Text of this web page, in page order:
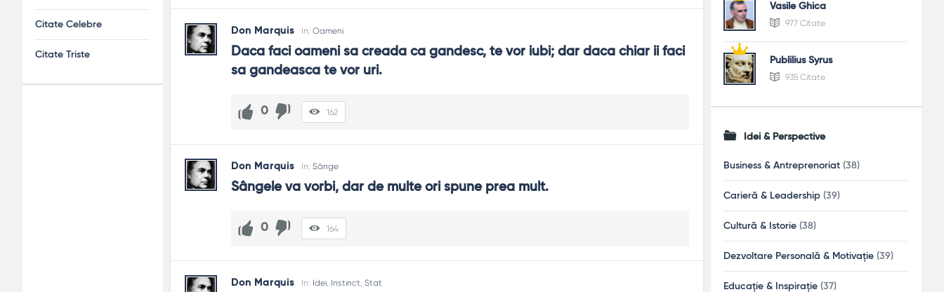
Don Marquis In: Oameni
Daca faci oameni sa creada ca gandesc, te vor iubi; dar daca chiar ii faci
sa gandeasca te vor uri.
0 162
Don Marquis In: Sânge
Sângele va vorbi, dar de multe ori spune prea mult.
0 164
Don Marquis In: Idei, Instinct, Stat
Vasile Ghica
977 Citate
Publilius Syrus
935 Citate
Idei & Perspective
Business & Antreprenoriat (38)
Carieră & Leadership (39)
Cultură & Istorie (38)
Dezvoltare Personală & Motivație (39)
Educație & Inspirație (37)
Citate Celebre
Citate Triste